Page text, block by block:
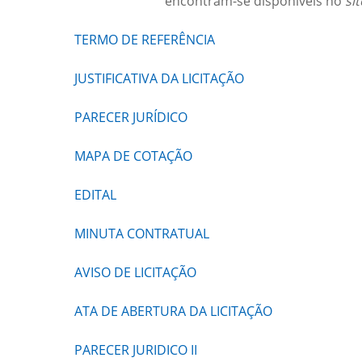
TERMO DE REFERÊNCIA
JUSTIFICATIVA DA LICITAÇÃO
PARECER JURÍDICO
MAPA DE COTAÇÃO
EDITAL
MINUTA CONTRATUAL
AVISO DE LICITAÇÃO
ATA DE ABERTURA DA LICITAÇÃO
PARECER JURIDICO II